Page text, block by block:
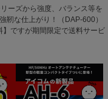
ーズから強度、バランス等を
靭な仕上がり！（DAP-600）
ですが期間限定で送料サービ